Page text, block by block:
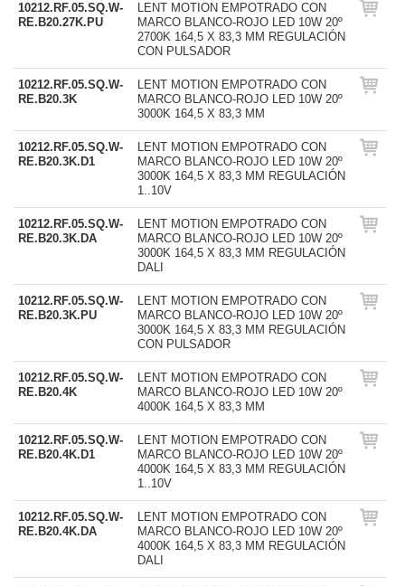
10212.RF.05.SQ.W-
RE.B20.27K.PU
LENT MOTION EMPOTRADO CON
MARCO BLANCO-ROJO LED 10W 20º
2700K 164,5 X 83,3 MM REGULACIÓN
CON PULSADOR
10212.RF.05.SQ.W-
RE.B20.3K
LENT MOTION EMPOTRADO CON
MARCO BLANCO-ROJO LED 10W 20º
3000K 164,5 X 83,3 MM
10212.RF.05.SQ.W-
RE.B20.3K.D1
LENT MOTION EMPOTRADO CON
MARCO BLANCO-ROJO LED 10W 20º
3000K 164,5 X 83,3 MM REGULACIÓN
1..10V
10212.RF.05.SQ.W-
RE.B20.3K.DA
LENT MOTION EMPOTRADO CON
MARCO BLANCO-ROJO LED 10W 20º
3000K 164,5 X 83,3 MM REGULACIÓN
DALI
10212.RF.05.SQ.W-
RE.B20.3K.PU
LENT MOTION EMPOTRADO CON
MARCO BLANCO-ROJO LED 10W 20º
3000K 164,5 X 83,3 MM REGULACIÓN
CON PULSADOR
10212.RF.05.SQ.W-
RE.B20.4K
LENT MOTION EMPOTRADO CON
MARCO BLANCO-ROJO LED 10W 20º
4000K 164,5 X 83,3 MM
10212.RF.05.SQ.W-
RE.B20.4K.D1
LENT MOTION EMPOTRADO CON
MARCO BLANCO-ROJO LED 10W 20º
4000K 164,5 X 83,3 MM REGULACIÓN
1..10V
10212.RF.05.SQ.W-
RE.B20.4K.DA
LENT MOTION EMPOTRADO CON
MARCO BLANCO-ROJO LED 10W 20º
4000K 164,5 X 83,3 MM REGULACIÓN
DALI